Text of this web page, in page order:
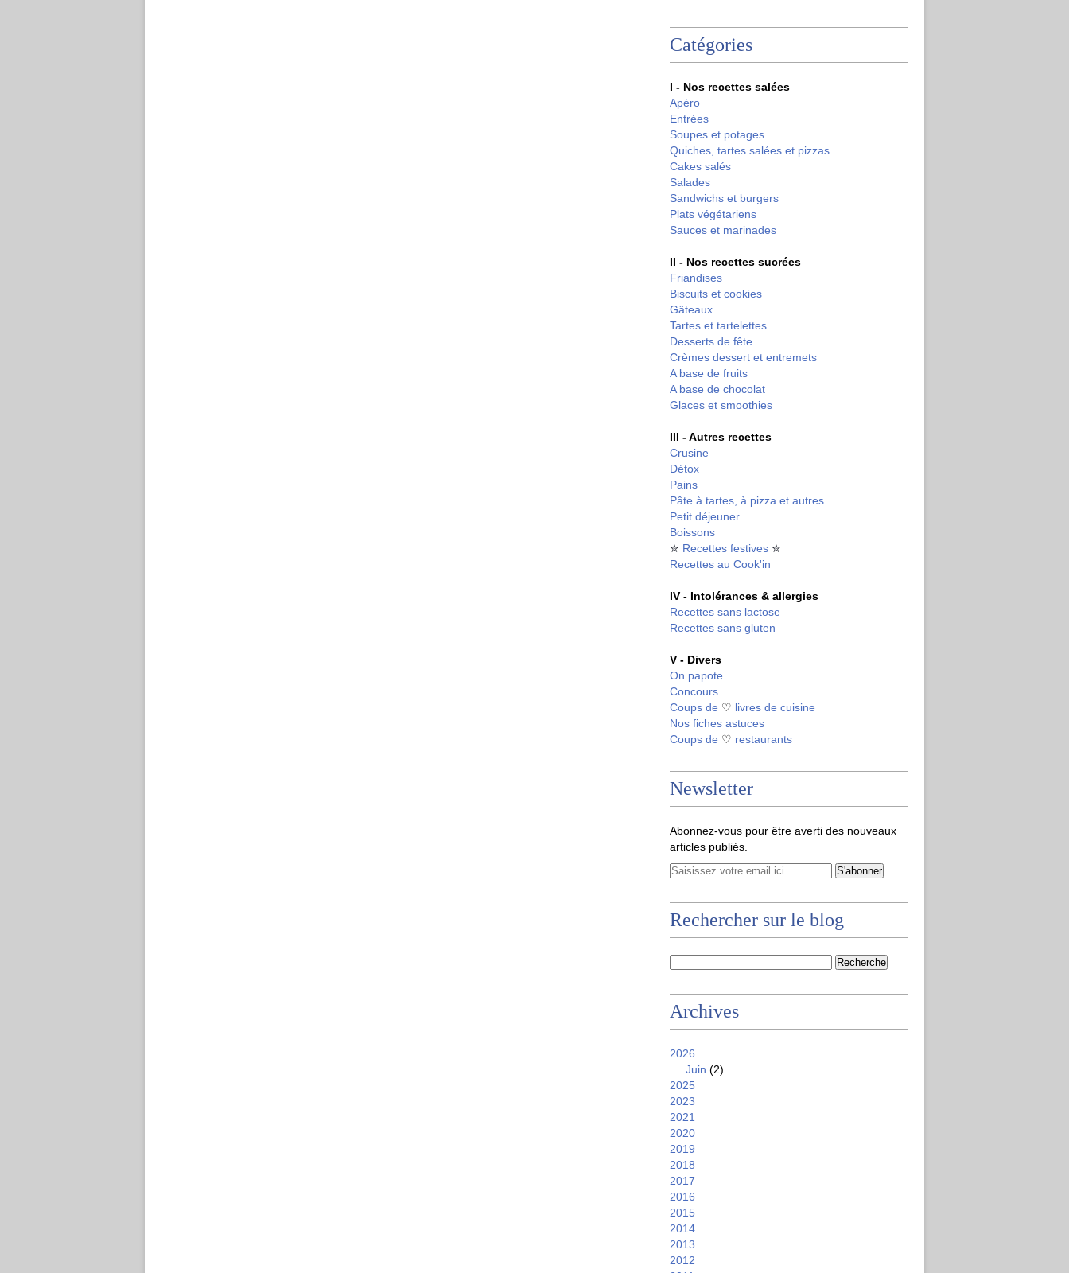
Catégories
I - Nos recettes salées
Apéro
Entrées
Soupes et potages
Quiches, tartes salées et pizzas
Cakes salés
Salades
Sandwichs et burgers
Plats végétariens
Sauces et marinades
II - Nos recettes sucrées
Friandises
Biscuits et cookies
Gâteaux
Tartes et tartelettes
Desserts de fête
Crèmes dessert et entremets
A base de fruits
A base de chocolat
Glaces et smoothies
III - Autres recettes
Crusine
Détox
Pains
Pâte à tartes, à pizza et autres
Petit déjeuner
Boissons
✮ Recettes festives ✮
Recettes au Cook'in
IV - Intolérances & allergies
Recettes sans lactose
Recettes sans gluten
V - Divers
On papote
Concours
Coups de ♡ livres de cuisine
Nos fiches astuces
Coups de ♡ restaurants
Newsletter
Abonnez-vous pour être averti des nouveaux
articles publiés.
Rechercher sur le blog
Archives
2026
Juin (2)
2025
2023
2021
2020
2019
2018
2017
2016
2015
2014
2013
2012